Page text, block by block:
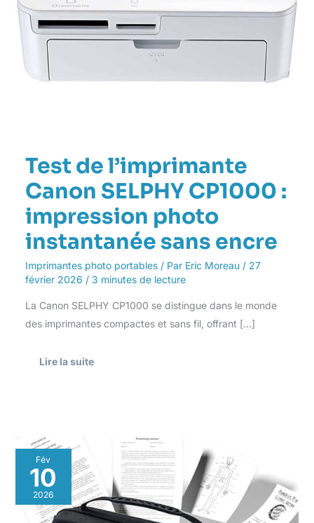
Test de l’imprimante
Canon SELPHY CP1000 :
impression photo
instantanée sans encre
Imprimantes photo portables/ Par Eric Moreau / 27
février 2026 / 3 minutes de lecture
La Canon SELPHY CP1000 se distingue dans le monde
des imprimantes compactes et sans fil, offrant […]
sans
encre
Lire la suite
Fév
10
2026
Test
de
l’imprimante
portable
Phomemo